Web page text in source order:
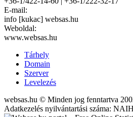
E-mail:
info [kukac] websas.hu
Weboldal:
www.websas.hu
Tárhely
Domain
Szerver
Levelezés
websas.hu © Minden jog fenntartva
Adatkezelés nyilvántartási száma: